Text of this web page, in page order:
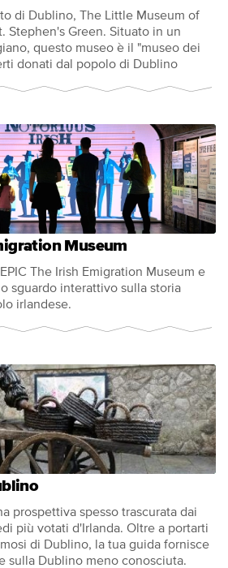
di Dublino, The Little Museum of
Stephen's Green. Situato in un
questo museo è il "museo dei
donati dal popolo di Dublino
Museum
The Irish Emigration Museum e
sguardo interattivo sulla storia
irlandese.
prospettiva spesso trascurata dai
più votati d'Irlanda. Oltre a portarti
di Dublino, la tua guida fornisce
sulla Dublino meno conosciuta.